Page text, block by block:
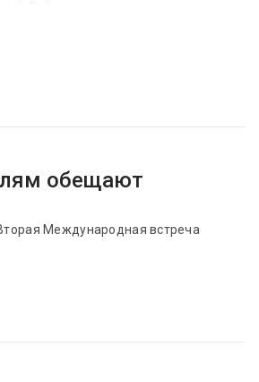
обещают
Международная встреча